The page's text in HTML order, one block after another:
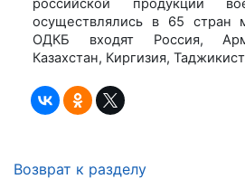
российской продукции
осуществлялись в 65 стран
ОДКБ входят Россия,
Казахстан, Киргизия,
Возврат к разделу